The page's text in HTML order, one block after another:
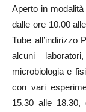
Aperto in modalità
dalle ore 10.00
Tube all’indirizzo
alcuni
microbiologia e
con vari
15.30 alle